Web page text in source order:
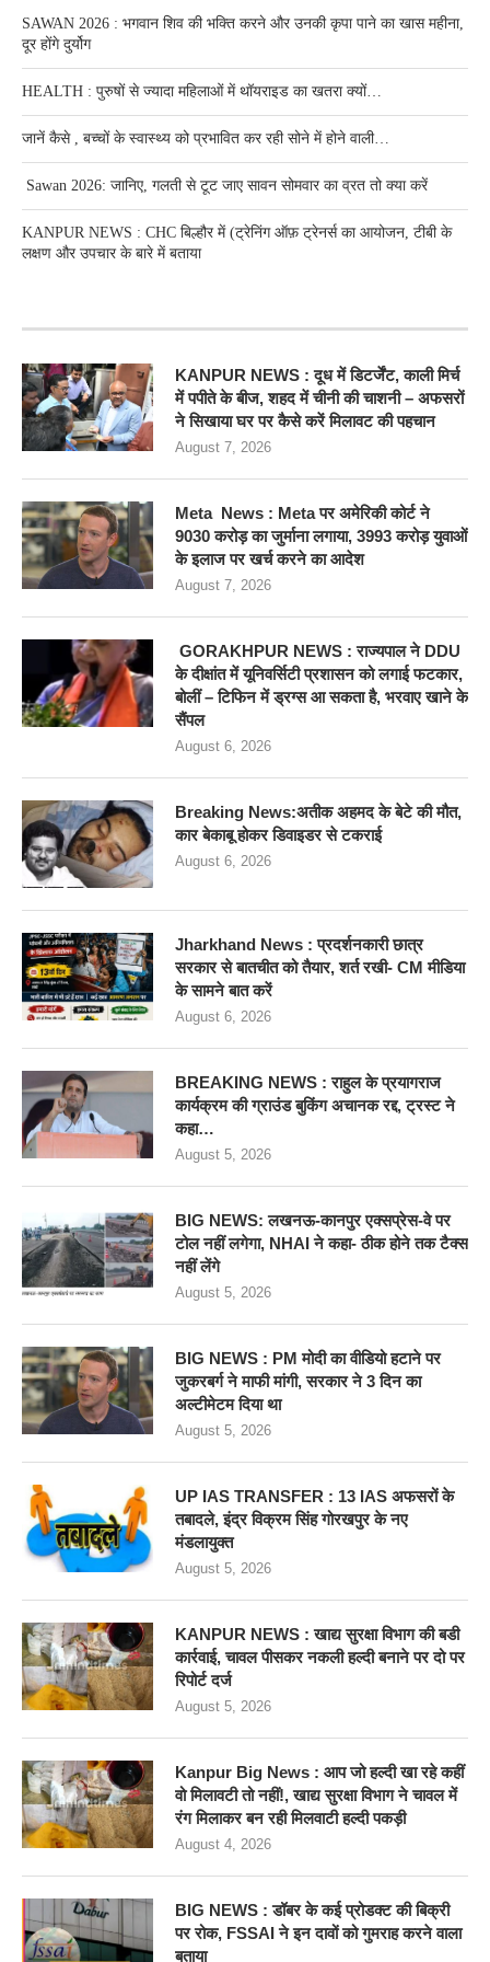
SAWAN 2026 : भगवान शिव की भक्ति करने और उनकी कृपा पाने का खास महीना,
दूर होंगे दुर्योग
HEALTH : पुरुषों से ज्यादा महिलाओं में थॉयराइड का खतरा क्यों…
जानें कैसे , बच्चों के स्वास्थ्य को प्रभावित कर रही सोने में होने वाली…
Sawan 2026: जानिए, गलती से टूट जाए सावन सोमवार का व्रत तो क्या करें
KANPUR NEWS : CHC बिल्हौर में (ट्रेनिंग ऑफ़ ट्रेनर्स का आयोजन, टीबी के
लक्षण और उपचार के बारे में बताया
KANPUR NEWS : दूध में डिटर्जेंट, काली मिर्च
में पपीते के बीज, शहद में चीनी की चाशनी – अफसरों
ने सिखाया घर पर कैसे करें मिलावट की पहचान
August 7, 2026
Meta News : Meta पर अमेरिकी कोर्ट ने
9030 करोड़ का जुर्माना लगाया, 3993 करोड़ युवाओं
के इलाज पर खर्च करने का आदेश
August 7, 2026
GORAKHPUR NEWS : राज्यपाल ने DDU
के दीक्षांत में यूनिवर्सिटी प्रशासन को लगाई फटकार,
बोलीं – टिफिन में ड्रग्स आ सकता है, भरवाए खाने के
सैंपल
August 6, 2026
Breaking News:अतीक अहमद के बेटे की मौत,
कार बेकाबू होकर डिवाइडर से टकराई
August 6, 2026
Jharkhand News : प्रदर्शनकारी छात्र
सरकार से बातचीत को तैयार, शर्त रखी- CM मीडिया
के सामने बात करें
August 6, 2026
BREAKING NEWS : राहुल के प्रयागराज
कार्यक्रम की ग्राउंड बुकिंग अचानक रद्द, ट्रस्ट ने
कहा…
August 5, 2026
BIG NEWS: लखनऊ-कानपुर एक्सप्रेस-वे पर
टोल नहीं लगेगा, NHAI ने कहा- ठीक होने तक टैक्स
नहीं लेंगे
August 5, 2026
BIG NEWS : PM मोदी का वीडियो हटाने पर
जुकरबर्ग ने माफी मांगी, सरकार ने 3 दिन का
अल्टीमेटम दिया था
August 5, 2026
UP IAS TRANSFER : 13 IAS अफसरों के
तबादले, इंद्र विक्रम सिंह गोरखपुर के नए
मंडलायुक्त
August 5, 2026
KANPUR NEWS : खाद्य सुरक्षा विभाग की बडी
कार्रवाई, चावल पीसकर नकली हल्दी बनाने पर दो पर
रिपोर्ट दर्ज
August 5, 2026
Kanpur Big News : आप जो हल्दी खा रहे कहीं
वो मिलावटी तो नहीं!, खाद्य सुरक्षा विभाग ने चावल में
रंग मिलाकर बन रही मिलवाटी हल्दी पकड़ी
August 4, 2026
BIG NEWS : डॉबर के कई प्रोडक्ट की बिक्री
पर रोक, FSSAI ने इन दावों को गुमराह करने वाला
बताया